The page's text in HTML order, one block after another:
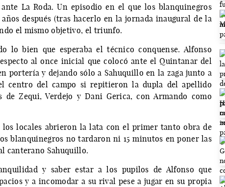
La Roda. Un episodio en el que los blanquinegros
después (tras hacerlo en la jornada inaugural de la
el mismo objetivo, el triunfo.
lo bien que esperaba el técnico conquense. Alfonso
al once inicial que colocó ante el Quintanar del
portería y dejando sólo a Sahuquillo en la zaga junto a
centro del campo si repitieron la dupla del apellido
de Zequi, Verdejo y Dani Gerica, con Armando como
locales abrieron la lata con el primer tanto obra de
blanquinegros no tardaron ni 15 minutos en poner las
canterano Sahuquillo.
y saber estar a los pupilos de Alfonso que
y a incomodar a su rival pese a jugar en su propia